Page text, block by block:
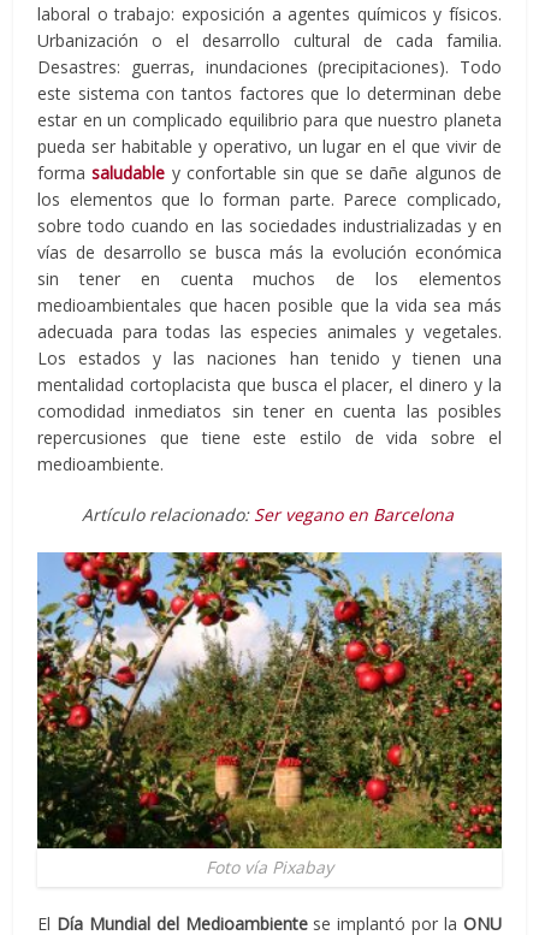
laboral o trabajo: exposición a agentes químicos y físicos.
Urbanización o el desarrollo cultural de cada familia.
Desastres: guerras, inundaciones (precipitaciones). Todo
este sistema con tantos factores que lo determinan debe
estar en un complicado equilibrio para que nuestro planeta
pueda ser habitable y operativo, un lugar en el que vivir de
formasaludable y confortable sin que se dañe algunos de
los elementos que lo forman parte. Parece complicado,
sobre todo cuando en las sociedades industrializadas y en
vías de desarrollo se busca más la evolución económica
sin tener en cuenta muchos de los elementos
medioambientales que hacen posible que la vida sea más
adecuada para todas las especies animales y vegetales.
Los estados y las naciones han tenido y tienen una
mentalidad cortoplacista que busca el placer, el dinero y la
comodidad inmediatos sin tener en cuenta las posibles
repercusiones que tiene este estilo de vida sobre el
medioambiente.
Artículo relacionado: Ser vegano en Barcelona
Foto vía Pixabay
El Día Mundial del Medioambientese implantó por la ONU